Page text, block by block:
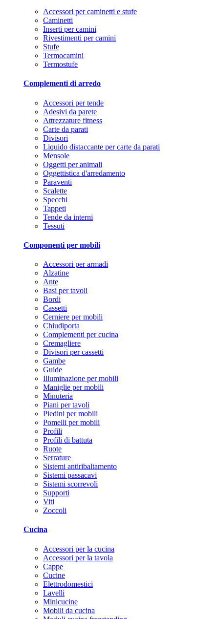
Accessori per caminetti e stufe
Caminetti
Inserti per camini
Rivestimenti per camini
Stufe
Termocamini
Termostufe
Complementi di arredo
Accessori per tende
Adesivi da parete
Attrezzature fitness
Carte da parati
Divisori
Liquido distaccante per carte da parati
Mensole
Oggetti per animali
Oggettistica d'arredamento
Paraventi
Scalette
Specchi
Tappeti
Tende da interni
Tessuti
Componenti per mobili
Accessori per armadi
Alzatine
Ante
Basi per tavoli
Bordi
Cassetti
Cerniere per mobili
Chiudiporta
Complementi per cucina
Cremagliere
Divisori per cassetti
Gambe
Guide
Illuminazione per mobili
Maniglie per mobili
Minuteria
Piani per tavoli
Piedini per mobili
Pomelli per mobili
Profili
Profili di battuta
Ruote
Serrature
Sistemi antiribaltamento
Sistemi passacavi
Sistemi scorrevoli
Supporti
Viti
Zoccoli
Cucina
Accessori per la cucina
Accessori per la tavola
Cappe
Cucine
Elettrodomestici
Lavelli
Minicucine
Mobili da cucina